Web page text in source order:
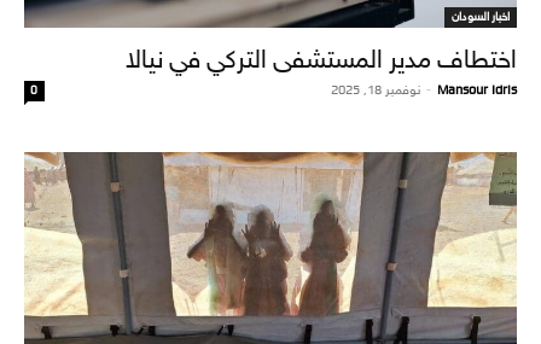
اخبار السودان
اختطاف مدير المستشفى التركي في نيالا
Mansour Idris
- نوفمبر 18, 2025 0